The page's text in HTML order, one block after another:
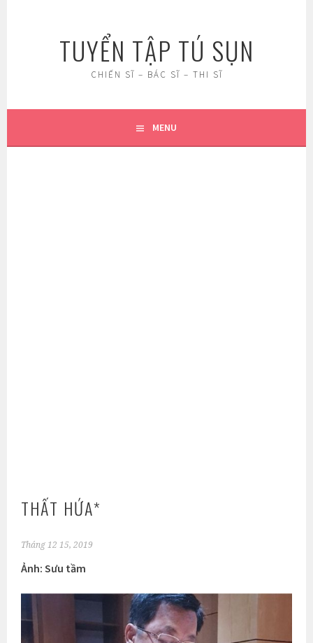
TUYỂN TẬP TÚ SỤN
CHIẾN SĨ – BÁC SĨ – THI SĨ
MENU
THẤT HỨA*
Tháng 12 15, 2019
Ảnh: Sưu tầm